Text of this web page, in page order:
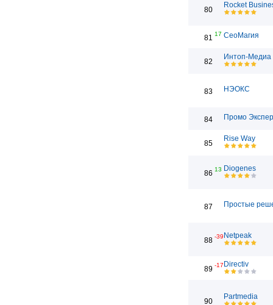
80
Rocket
81 17 СеоМагия
82
Интоп-Медиа
83 НЭОКС
84 Промо
85
Rise Way
86 13 Diogenes
87 Простые
88 -39 Netpeak
89 -17 Directiv
90
Partmedia